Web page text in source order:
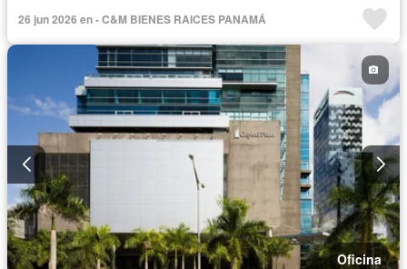
26 jun 2026 en - C&M BIENES RAICES PANAMÁ
Oficina